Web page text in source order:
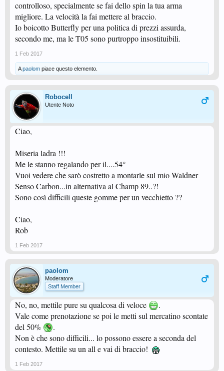
controlloso, specialmente se fai dello spin la tua arma
migliore. La velocità la fai mettere al braccio.
Io boicotto Butterfly per una politica di prezzi assurda,
secondo me, ma le T05 sono purtroppo insostituibili.
1 Feb 2017
Apaolom piace questo elemento.
Robocell
Utente Noto
Ciao,
Miseria ladra !!!
Me le stanno regalando per il....54°
Vuoi vedere che sarò costretto a montarle sul mio Waldner
Senso Carbon...in alternativa al Champ 89..?!
Sono così difficili queste gomme per un vecchietto ??
Ciao,
Rob
1 Feb 2017
paolom
Moderatore
Staff Member
No, no, mettile pure su qualcosa di veloce
.
Vale come prenotazione se poi le metti sul mercatino scontate
del 50%
.
Non è che sono difficili... lo possono essere a seconda del
contesto. Mettile su un all e vai di braccio!
1 Feb 2017